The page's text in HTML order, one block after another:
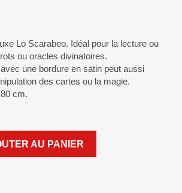
Lo Scarabeo. Idéal pour la lecture ou
ou oracles divinatoires.
une bordure en satin peut aussi
des cartes ou la magie.
cm.
AU PANIER